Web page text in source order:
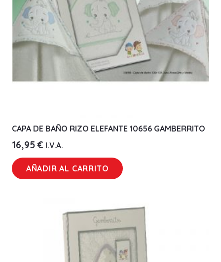
CAPA DE BAÑO RIZO ELEFANTE 10656 GAMBERRITO
16,95€ I.V.A.
AÑADIR AL CARRITO